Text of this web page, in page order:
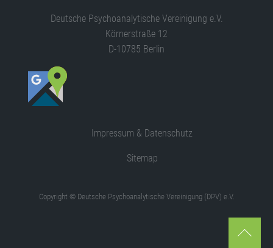
Deutsche Psychoanalytische Vereinigung e.V.
Körnerstraße 12
D-10785 Berlin
Impressum & Datenschutz
Sitemap
Copyright © Deutsche Psychoanalytische Vereinigung (DPV) e.V.